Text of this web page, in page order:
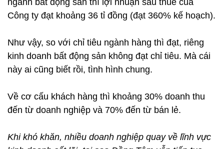
ngành bất động sản thì lợi nhuận sau thuế của
Công ty đạt khoảng 36 tỉ đồng (đạt 360% kế hoạch).
Như vậy, so với chỉ tiêu ngành hàng thì đạt, riêng
kinh doanh bất động sản không đạt chỉ tiêu. Mà cái
này ai cũng biết rồi, tình hình chung.
Về cơ cấu khách hàng thì khoảng 30% doanh thu
đến từ doanh nghiệp và 70% đến từ bán lẻ.
Khi khó khăn, nhiều doanh nghiệp quay về lĩnh vực